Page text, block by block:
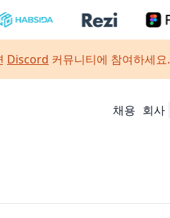
Discord 커뮤니티에 참여하세요.
채용 회사